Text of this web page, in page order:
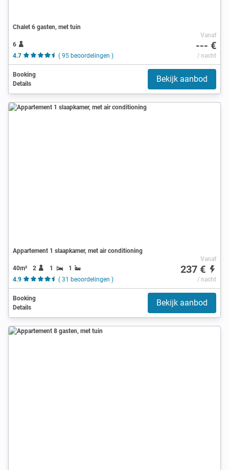
Chalet 6 gasten, met tuin
6
4.7
( 95 beoordelingen )
Vanaf
--- €
/ nacht
Booking
Details
Bekijk aanbod
Appartement 1 slaapkamer, met air conditioning
40m² 2 1
1
4.9
( 31 beoordelingen )
Vanaf
237 €
/ nacht
Booking
Details
Bekijk aanbod